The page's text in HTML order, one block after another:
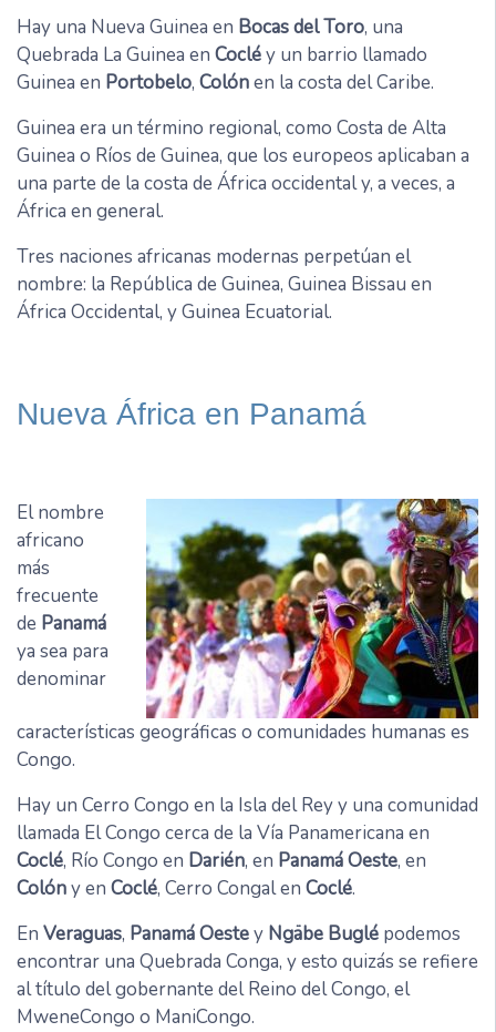
Hay una Nueva Guinea en Bocas del Toro, una
Quebrada La Guinea en Cocléy un barrio llamado
Guinea en Portobelo, Colónen la costa del Caribe.
Guinea era un término regional, como Costa de Alta
Guinea o Ríos de Guinea, que los europeos aplicaban a
una parte de la costa de África occidental y, a veces, a
África en general.
Tres naciones africanas modernas perpetúan el
nombre: la República de Guinea, Guinea Bissau en
África Occidental, y Guinea Ecuatorial.
Nueva África en Panamá
El nombre
africano
más
frecuente
de Panamá
ya sea para
denominar
características geográficas o comunidades humanas es
Congo.
Hay un Cerro Congo en la Isla del Rey y una comunidad
llamada El Congo cerca de la Vía Panamericana en
Coclé, Río Congo en Darién, en Panamá Oeste, en
Colóny en Coclé, Cerro Congal en Coclé.
En Veraguas, Panamá Oestey Ngäbe Buglé podemos
encontrar una Quebrada Conga, y esto quizás se refiere
al título del gobernante del Reino del Congo, el
MweneCongo o ManiCongo.